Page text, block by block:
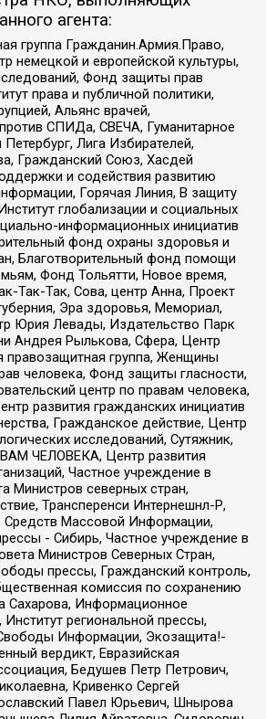
агента:
группа Гражданин.Армия.Право,
немецкой и европейской культуры,
Фонд защиты прав
права и публичной политики,
Альянс врачей,
СПИДа, СВЕЧА, Гуманитарное
Лига Избирателей,
Гражданский Союз, Хасдей
и содействия развитию
Горячая Линия, В защиту
глобализации и социальных
информационных инициатив
фонд охраны здоровья и
Благотворительный фонд помощи
Фонд Тольятти, Новое время,
Так-Так, Сова, центр Анна, Проект
Эра здоровья, Мемориал,
Юрия Левады, Издательство Парк
Андрея Рылькова, Сфера, Центр
правозащитная группа, Женщины
человека, Фонд защиты гласности,
центр по правам человека,
развития гражданских инициатив
Гражданское действие, Центр
исследований, Сутяжник,
ЧЕЛОВЕКА, Центр развития
Частное учреждение в
Министров северных стран,
Трансперенси Интернешнл-Р,
Массовой Информации,
- Сибирь, Частное учреждение в
Министров Северных Стран,
прессы, Гражданский контроль,
комиссия по сохранению
Сахарова, Информационное
региональной прессы,
Информации, Экозащита!-
вердикт, Евразийская
Бедушев Петр Петрович,
Кривенко Сергей
Павел Юрьевич, Шнырова